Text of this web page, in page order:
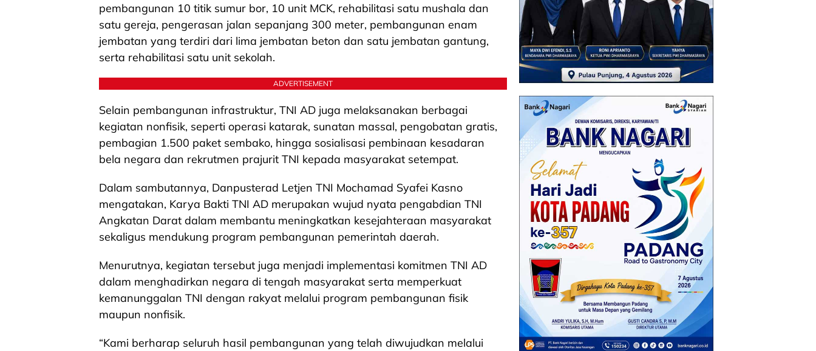
pembangunan 10 titik sumur bor, 10 unit MCK, rehabilitasi satu mushala dan
satu gereja, pengerasan jalan sepanjang 300 meter, pembangunan enam
jembatan yang terdiri dari lima jembatan beton dan satu jembatan gantung,
serta rehabilitasi satu unit sekolah.
ADVERTISEMENT
Selain pembangunan infrastruktur, TNI AD juga melaksanakan berbagai
kegiatan nonfisik, seperti operasi katarak, sunatan massal, pengobatan gratis,
pembagian 1.500 paket sembako, hingga sosialisasi pembinaan kesadaran
bela negara dan rekrutmen prajurit TNI kepada masyarakat setempat.
Dalam sambutannya, Danpusterad Letjen TNI Mochamad Syafei Kasno
mengatakan, Karya Bakti TNI AD merupakan wujud nyata pengabdian TNI
Angkatan Darat dalam membantu meningkatkan kesejahteraan masyarakat
sekaligus mendukung program pembangunan pemerintah daerah.
Menurutnya, kegiatan tersebut juga menjadi implementasi komitmen TNI AD
dalam menghadirkan negara di tengah masyarakat serta memperkuat
kemanunggalan TNI dengan rakyat melalui program pembangunan fisik
maupun nonfisik.
“Kami berharap seluruh hasil pembangunan yang telah diwujudkan melalui